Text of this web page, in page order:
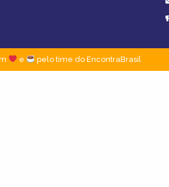
e pelo time do EncontraBrasil